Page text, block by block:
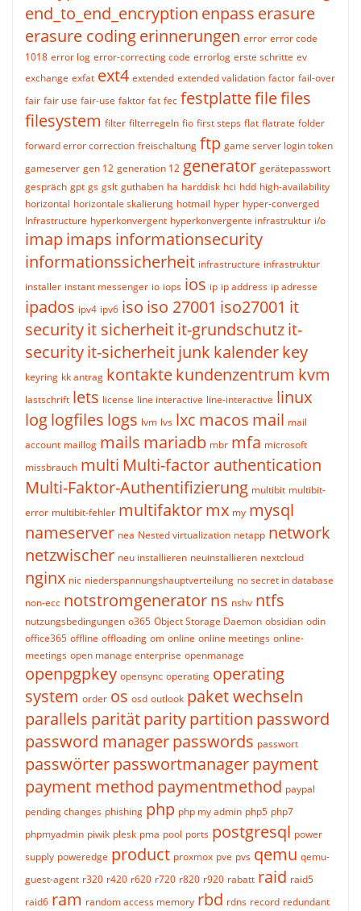
end_to_end_encryption enpass erasure
erasure codingerinnerungen error error code
1018 error log error-correcting code errorlog erste schritte ev
exchange exfat ext4 extended extended validation factor fail-over
fair fair use fair-use faktor fat fec festplattefilefiles
filesystem filter filterregeln fio first steps flat flatrate folder
forward error correction freischaltung ftp game server login token
gameserver gen 12 generation 12 generator gerätepasswort
gespräch gpt gs gslt guthaben ha harddisk hci hdd high-availability
horizontal horizontale skalierung hotmail hyper hyper-converged
Infrastructure hyperkonvergent hyperkonvergente infrastruktur i/o
imapimaps informationsecurity
informationssicherheit infrastructure infrastruktur
installer instant messenger io iops ios ip ip address ip adresse
ipados ipv4 ipv6 iso iso 27001 iso27001 it
securityit sicherheitit-grundschutzit-
securityit-sicherheitjunk kalenderkey
keyring kk antrag kontaktekundenzentrum kvm
lastschrift lets license line interactive line-interactive linux
loglogfiles logs lvm lvs lxc macos mail mail
account maillog mails mariadb mbr mfa microsoft
missbrauch multi Multi-factor authentication
Multi-Faktor-Authentifizierung multibit multibit-
error multibit-fehler multifaktormx my mysql
nameserver nea Nested virtualization netapp network
netzwischer neu installieren neuinstallieren nextcloud
nginx nic niederspannungshauptverteilung no secret in database
non-ecc notstromgeneratorns nshv ntfs
nutzungsbedingungen o365 Object Storage Daemon obsidian odin
office365 offline offloading om online online meetings online-
meetings open manage enterprise openmanage
openpgpkey opensync operating operating
system order os osd outlook paket wechseln
parallels paritätparitypartition password
password managerpasswords passwort
passwörterpasswortmanagerpayment
payment method paymentmethod paypal
pending changes phishing php php my admin php5 php7
phpmyadmin piwik plesk pma pool ports postgresql power
supply poweredge product proxmox pve pvs qemu qemu-
guest-agent r320 r420 r620 r720 r820 r920 rabatt raid raid5
raid6 ram random access memory rbd rdns record redundant